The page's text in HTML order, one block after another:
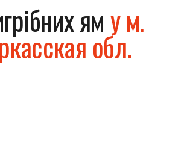
яму м.
обл.